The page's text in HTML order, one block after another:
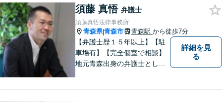
須藤 真悟 弁護士
須藤真悟法律事務所
青森県|青森市 青森駅 から徒歩7分
【弁護士歴１５年以上】【駐
車場有】【完全個室で相談】
地元青森出身の弁護士とし
詳細を見
る